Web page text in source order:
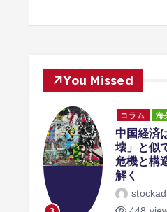
You Missed
コラム 海
中国経済
壊」と似
危機と構
解く